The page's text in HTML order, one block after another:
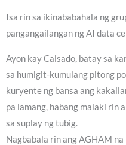
Isa rin sa ikinababahala ng
pangangailangan ng AI data
Ayon kay Calsado, batay sa
sa humigit-kumulang pitong
kuryente ng bansa ang
pa lamang, habang malaki rin
sa suplay ng tubig.
Nagbabala rin ang AGHAM